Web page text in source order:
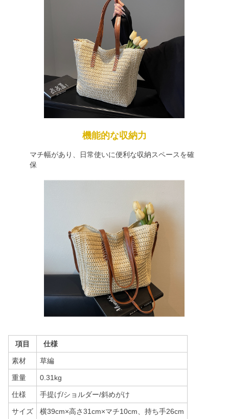
機能的な収納力
マチ幅があり、日常使いに便利な収納スペースを確
保
項目 仕様
素材 草編
重量 0.31kg
仕様 手提げ/ショルダー/斜めがけ
サイズ 横39cm×高さ31cm×マチ10cm、持ち手26cm